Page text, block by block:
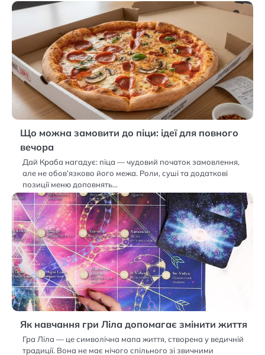
Що можна замовити до піци: ідеї для повного
вечора
Дай Краба нагадує: піца — чудовий початок замовлення,
але не обов’язково його межа. Роли, суші та додаткові
позиції меню доповнять…
Як навчання гри Ліла допомагає змінити життя
Гра Ліла — це символічна мапа життя, створена у ведичній
традиції. Вона не має нічого спільного зі звичними